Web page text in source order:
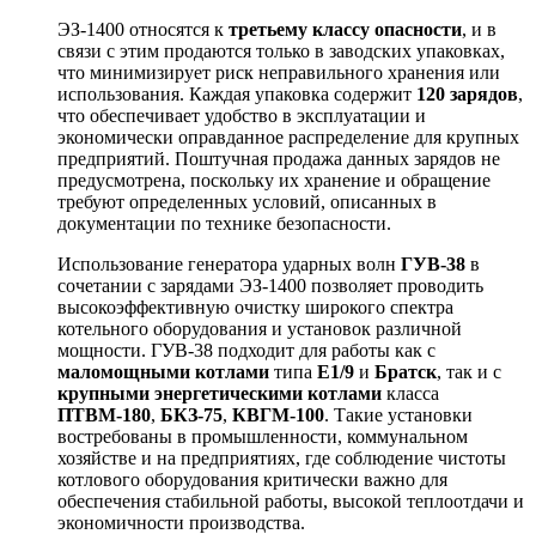
ЭЗ-1400 относятся к третьему классу опасности, и в
связи с этим продаются только в заводских упаковках,
что минимизирует риск неправильного хранения или
использования. Каждая упаковка содержит 120 зарядов,
что обеспечивает удобство в эксплуатации и
экономически оправданное распределение для крупных
предприятий. Поштучная продажа данных зарядов не
предусмотрена, поскольку их хранение и обращение
требуют определенных условий, описанных в
документации по технике безопасности.
Использование генератора ударных волн ГУВ-38 в
сочетании с зарядами ЭЗ-1400 позволяет проводить
высокоэффективную очистку широкого спектра
котельного оборудования и установок различной
мощности. ГУВ-38 подходит для работы как с
маломощными котлами типа Е1/9 и Братск, так и с
крупными энергетическими котлами класса
ПТВМ-180, БКЗ-75, КВГМ-100. Такие установки
востребованы в промышленности, коммунальном
хозяйстве и на предприятиях, где соблюдение чистоты
котлового оборудования критически важно для
обеспечения стабильной работы, высокой теплоотдачи и
экономичности производства.